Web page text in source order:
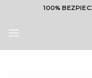
content
100%